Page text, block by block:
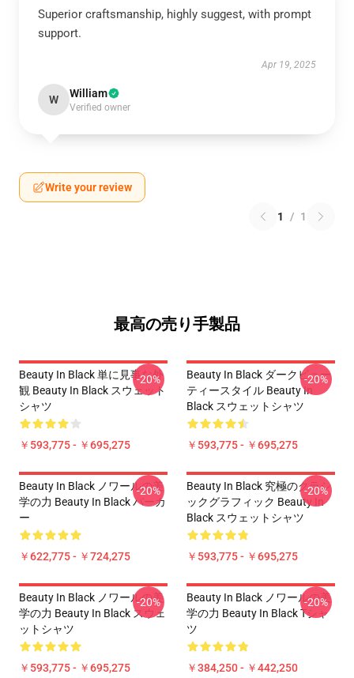
Superior craftsmanship, highly suggest, with prompt
support.
Apr 19, 2025
W William
Verified owner
Write your review
1 / 1
最高の売り手製品
Beauty In Black 単に見事な外
観 Beauty In Black スウェット
シャツ
￥593,775 - ￥695,275
-20%
Beauty In Black ダークビュー
ティースタイル Beauty In
Black スウェットシャツ
￥593,775 - ￥695,275
-20%
Beauty In Black ノワールの美
学の力 Beauty In Black パーカ
ー
￥622,775 - ￥724,275
-20%
Beauty In Black 究極のクラシ
ックグラフィック Beauty In
Black スウェットシャツ
￥593,775 - ￥695,275
-20%
Beauty In Black ノワールの美
学の力 Beauty In Black スウェ
ットシャツ
￥593,775 - ￥695,275
-20%
Beauty In Black ノワールの美
学の力 Beauty In Black Tシャ
ツ
￥384,250 - ￥442,250
-20%